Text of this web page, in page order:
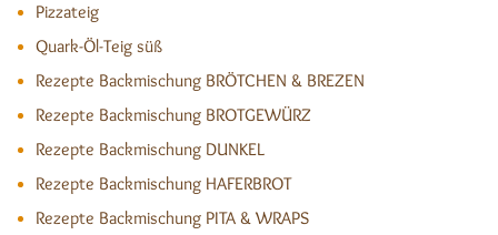
Pizzateig
Quark-Öl-Teig süß
Rezepte Backmischung BRÖTCHEN & BREZEN
Rezepte Backmischung BROTGEWÜRZ
Rezepte Backmischung DUNKEL
Rezepte Backmischung HAFERBROT
Rezepte Backmischung PITA & WRAPS